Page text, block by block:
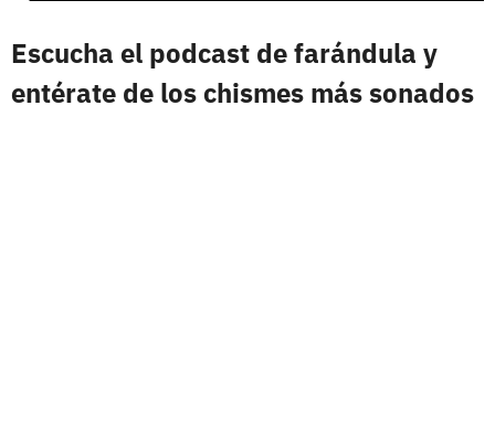
Escucha el podcast de farándula y
entérate de los chismes más sonados